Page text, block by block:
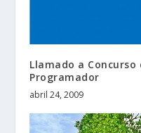
Llamado a
Programador
abril 24, 2009